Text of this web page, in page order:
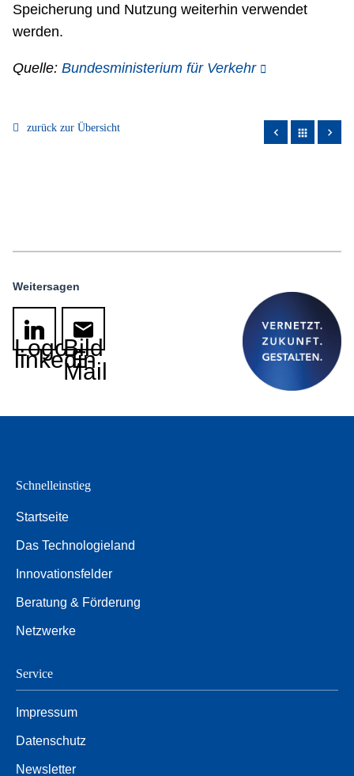
Speicherung und Nutzung weiterhin verwendet
werden.
Quelle: Bundesministerium für Verkehr
zurück zur Übersicht apps
Weitersagen
Logo
linkedin
Bild
E-
Mail
Schnelleinstieg
Startseite
Das Technologieland
Innovationsfelder
Beratung & Förderung
Netzwerke
Service
Impressum
Datenschutz
Newsletter